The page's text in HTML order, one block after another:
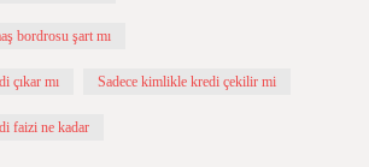
bordrosu şart mı
çıkar mı Sadece kimlikle kredi çekilir mi
faizi ne kadar